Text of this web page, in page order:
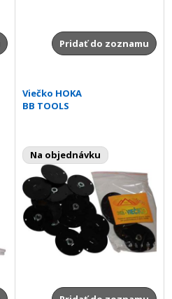
Pridať do zoznamu
Viečko HOKA
BB TOOLS
Na objednávku